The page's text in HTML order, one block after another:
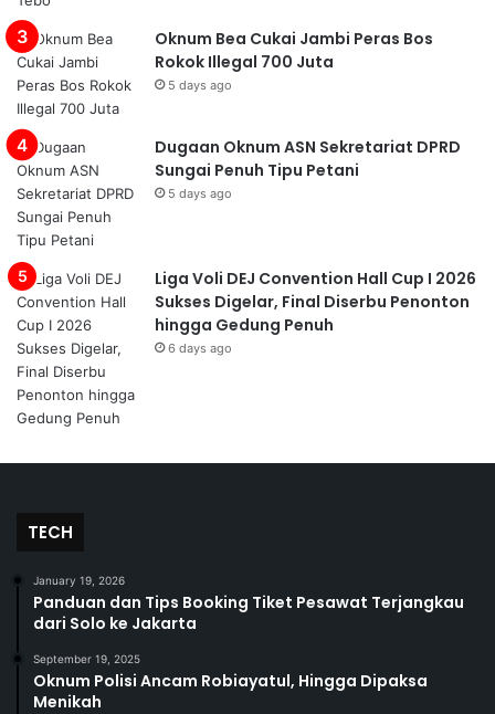
Oknum Bea Cukai Jambi Peras Bos
Rokok Illegal 700 Juta
5 days ago
Dugaan Oknum ASN Sekretariat DPRD
Sungai Penuh Tipu Petani
5 days ago
Liga Voli DEJ Convention Hall Cup I 2026
Sukses Digelar, Final Diserbu Penonton
hingga Gedung Penuh
6 days ago
TECH
January 19, 2026
Panduan dan Tips Booking Tiket Pesawat Terjangkau
dari Solo ke Jakarta
September 19, 2025
Oknum Polisi Ancam Robiayatul, Hingga Dipaksa
Menikah